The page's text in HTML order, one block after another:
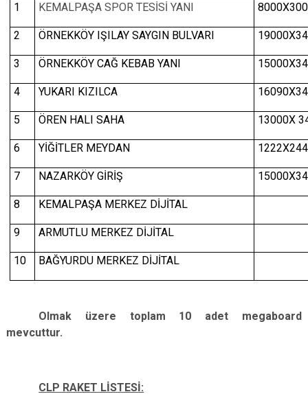
1 KEMALPAŞA SPOR TESİSİ YANI 8000X300
2 ÖRNEKKÖY IŞILAY SAYGIN BULVARI
3 ÖRNEKKÖY CAĞ KEBAB YANI
4 YUKARI KIZILCA
5 ÖREN HALI SAHA 13000X
6 YİĞİTLER MEYDAN 1222X244
7 NAZARKÖY GİRİŞ
8 KEMALPAŞA MERKEZ DİJİTAL
9 ARMUTLU MERKEZ DİJİTAL
10 BAĞYURDU MERKEZ DİJİTAL
Olmak üzere toplam 10 adet megaboard
mevcuttur.
CLP RAKET LİSTESİ: